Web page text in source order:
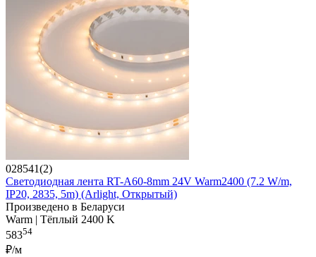
028541(2)
Светодиодная лента RT-A60-8mm 24V Warm2400 (7.2 W/m,
IP20, 2835, 5m) (Arlight, Открытый)
Произведено в Беларуси
Warm | Тёплый 2400 K
58354
₽/м